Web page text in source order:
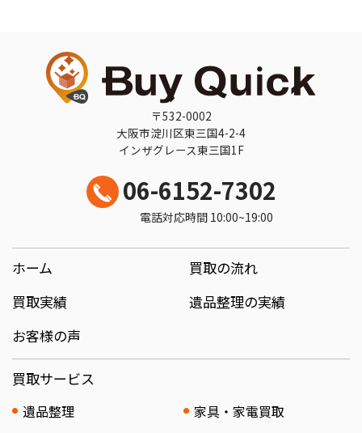
〒532-0002
大阪市淀川区東三国4-2-4
インザグレース東三国1F
06-6152-7302
電話対応時間 10:00~19:00
ホーム
買取の流れ
買取実績
遺品整理の実績
お客様の声
買取サービス
遺品整理
家具・家電買取